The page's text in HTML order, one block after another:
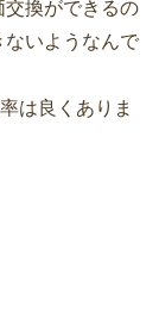
交換ができるの
ないようなんで
は良くありま